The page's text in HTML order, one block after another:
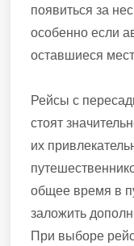
появиться за
особенно если
оставшиеся
Рейсы с
стоят
их
общее время в
заложить
При выборе